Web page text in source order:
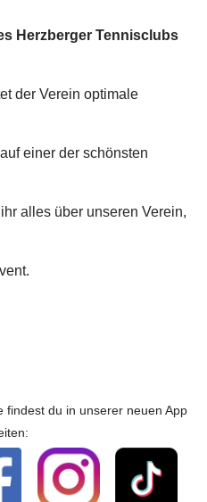
Herzberger Tennisclubs
der Verein optimale
einer der schönsten
alles über unseren Verein,
findest du in unserer neuen App